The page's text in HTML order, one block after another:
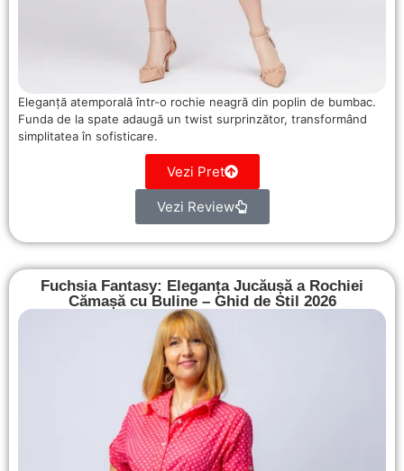
Eleganță atemporală într-o rochie neagră din poplin de bumbac.
Funda de la spate adaugă un twist surprinzător, transformând
simplitatea în sofisticare.
Vezi Pret
Vezi Review
Fuchsia Fantasy: Eleganța Jucăușă a Rochiei
Cămașă cu Buline – Ghid de Stil 2026